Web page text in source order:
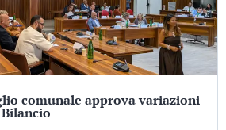
comunale approva variazioni